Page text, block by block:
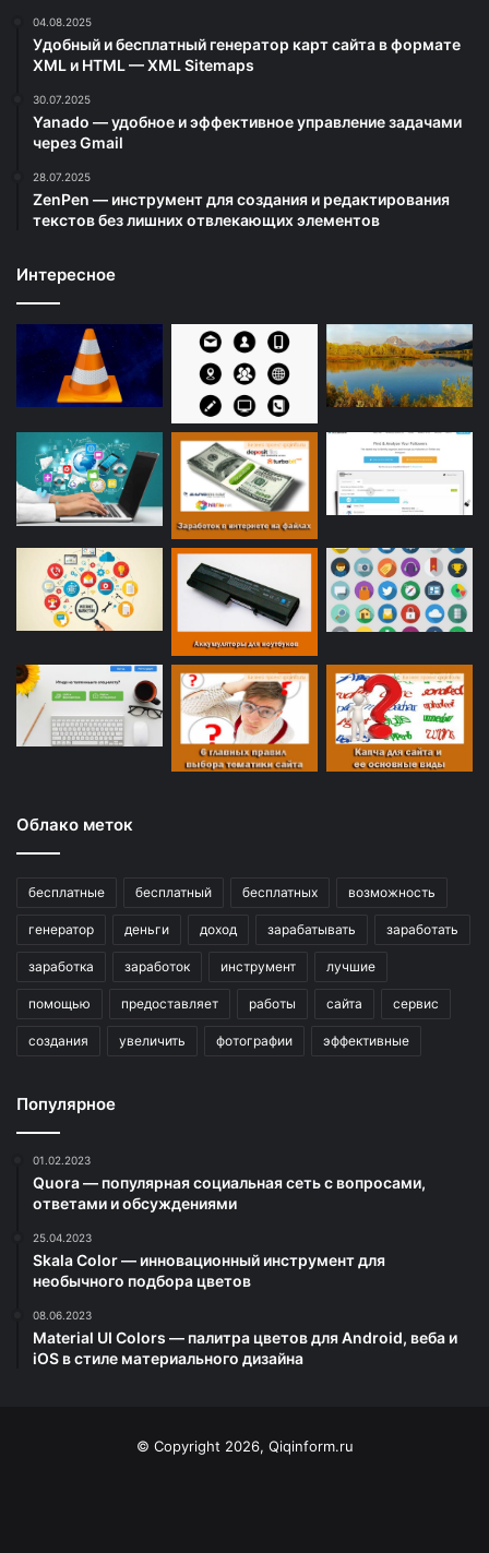
04.08.2025
Удобный и бесплатный генератор карт сайта в формате
XML и HTML — XML Sitemaps
30.07.2025
Yanado — удобное и эффективное управление задачами
через Gmail
28.07.2025
ZenPen — инструмент для создания и редактирования
текстов без лишних отвлекающих элементов
Интересное
Облако меток
бесплатные бесплатный бесплатных возможность
генератор деньги доход зарабатывать заработать
заработка заработок инструмент лучшие
помощью предоставляет работы сайта сервис
создания увеличить фотографии эффективные
Популярное
01.02.2023
Quora — популярная социальная сеть с вопросами,
ответами и обсуждениями
25.04.2023
Skala Color — инновационный инструмент для
необычного подбора цветов
08.06.2023
Material UI Colors — палитра цветов для Android, веба и
iOS в стиле материального дизайна
© Copyright 2026, Qiqinform.ru